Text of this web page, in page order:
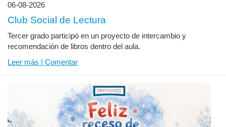
06-08-2026
Club Social de Lectura
Tercer grado participó en un proyecto de intercambio y
recomendación de libros dentro del aula.
Leer más | Comentar